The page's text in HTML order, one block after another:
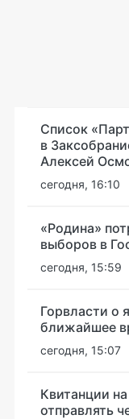
Список
в
Алексей
сегодня, 16:10
«Родина»
выборов в
сегодня, 15:59
Горвласти о
ближайшее
сегодня, 15:07
Квитанции
отправлять